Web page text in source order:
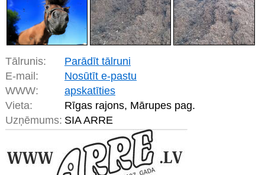
Tālrunis:
Parādīt tālruni
E-mail:
Nosūtīt e-pastu
WWW:
apskatīties
Vieta:
Rīgas rajons, Mārupes pag.
Uzņēmums: SIA ARRE